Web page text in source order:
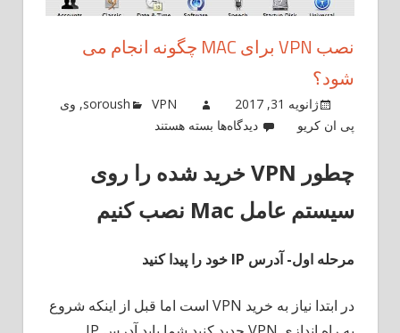
نصب VPN برای MAC چگونه انجام می
شود؟
ژانویه 31, 2017 soroush VPN
, وی
پی ان کریو
دیدگاه‌ها برای
VPN
Mac
انجام
می
شود؟
بسته هستند
چطور VPN خرید شده را روی
سیستم عامل Mac نصب کنیم
مرحله اول- آدرس IP خود را پیدا کنید
در ابتدا نیاز به خرید VPN است اما قبل از اینکه شروع